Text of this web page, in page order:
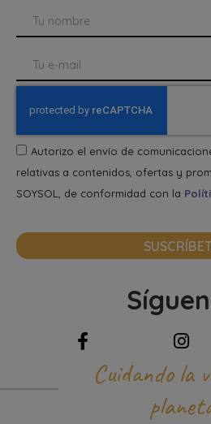
Autorizo el envío de
relativas a contenidos, ofertas y
SOYSOL, de conformidad con la
Cuidando la